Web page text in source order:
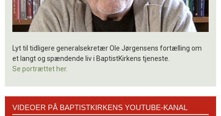
Lyt til tidligere generalsekretær Ole Jørgensens fortælling om
et langt og spændende liv i BaptistKirkens tjeneste.
Se portrættet her.
VIDEOER PÅ BAPTISTKIRKENS YOUTUBE-KANAL